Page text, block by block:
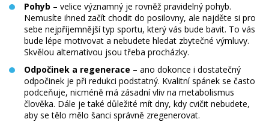
Pohyb – velice významný je rovněž pravidelný pohyb.
Nemusíte ihned začít chodit do posilovny, ale najděte si pro
sebe nejpříjemnější typ sportu, který vás bude bavit. To vás
bude lépe motivovat a nebudete hledat zbytečné výmluvy.
Skvělou alternativou jsou třeba procházky.
Odpočinek a regenerace – ano dokonce i dostatečný
odpočinek je při redukci podstatný. Kvalitní spánek se často
podceňuje, nicméně má zásadní vliv na metabolismus
člověka. Dále je také důležité mít dny, kdy cvičit nebudete,
aby se tělo mělo šanci správně zregenerovat.